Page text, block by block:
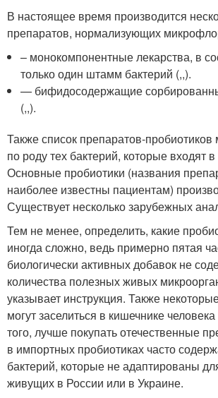
В настоящее время производится
препаратов, нормализующих
– монокомпонентные лекарства, в
только один штамм бактерий (,,).
— бифидосодержащие
(,,).
Также список препаратов-пробиотиков
по роду тех бактерий, которые входят в
Основные пробиотики (названия
наиболее известны пациентам)
Существует несколько зарубежных
Тем не менее, определить, какие
иногда сложно, ведь примерно пятая
биологически активных добавок не
количества полезных живых
указывает инструкция. Также
могут заселиться в кишечнике
того, лучше покупать отечественные
в импортных пробиотиках часто
бактерий, которые не адаптированы
живущих в России или в Украине.